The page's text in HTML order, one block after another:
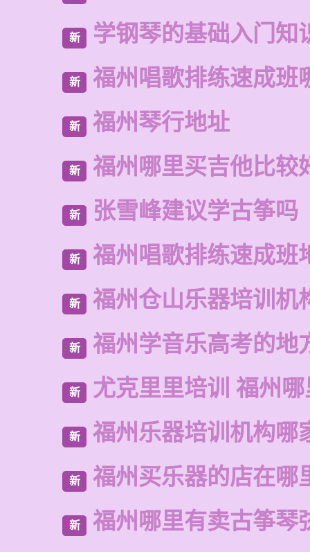
新 学钢琴的基础入门知
新 福州唱歌排练速成班
新 福州琴行地址
新 福州哪里买吉他比较
新 张雪峰建议学古筝吗
新 福州唱歌排练速成班
新 福州仓山乐器培训机
新 福州学音乐高考的地
新 尤克里里培训 福州
新 福州乐器培训机构哪
新 福州买乐器的店在哪
新 福州哪里有卖古筝琴